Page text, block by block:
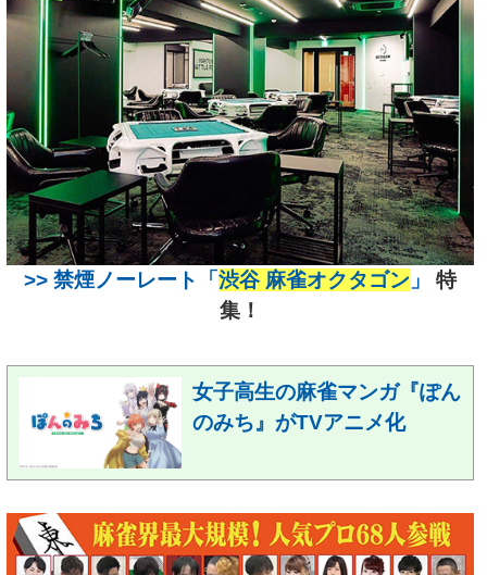
>> 禁煙ノーレート「渋谷 麻雀オクタゴン 」
特
集！
女子高生の麻雀マンガ『ぽん
のみち』がTVアニメ化